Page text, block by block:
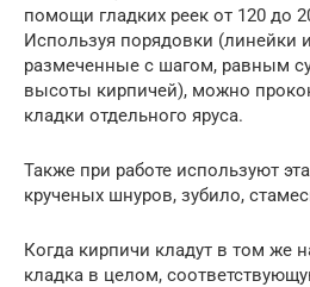
помощи гладких реек от 120 до
Используя порядовки (линейки
размеченные с шагом, равным
высоты кирпичей), можно
кладки отдельного яруса.
Также при работе используют
крученых шнуров, зубило,
Когда кирпичи кладут в том же
кладка в целом,